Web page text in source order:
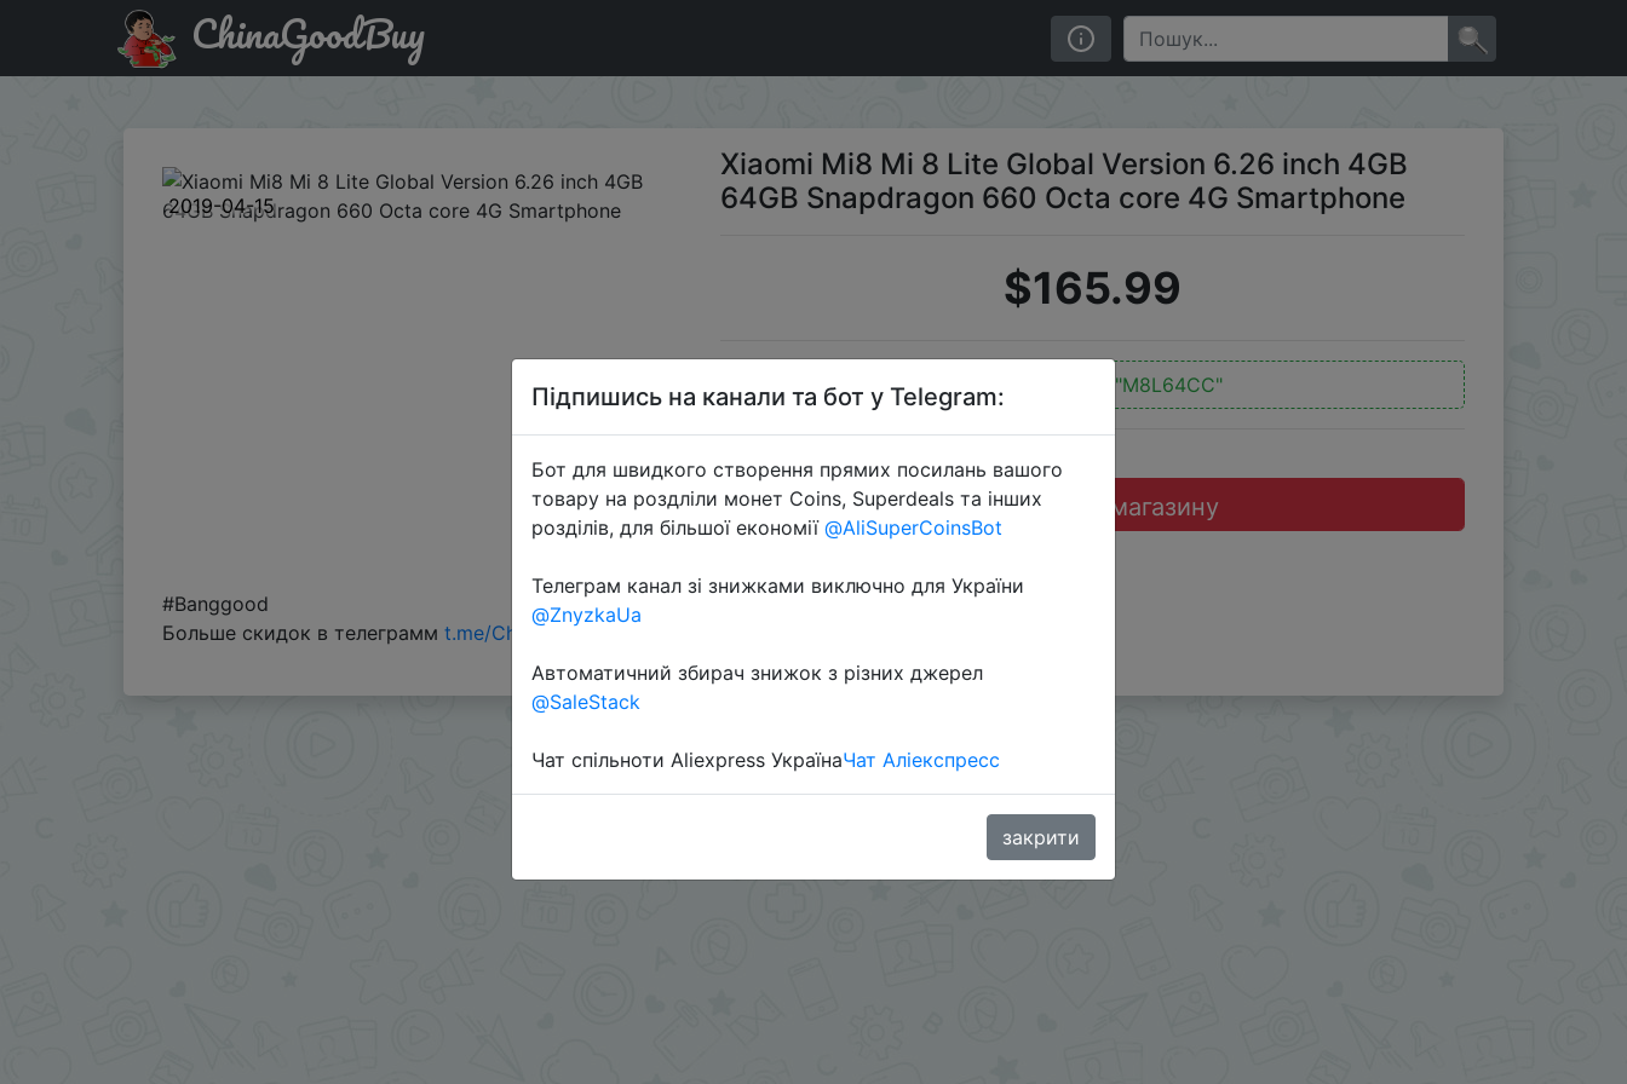
Купити по знижці M8L64CC Xiaomi Mi8 Mi 8 Lite Global Version 6.26 inch 4GB 64GB Snapdragon 660 Octa core 4G Smartphone
ChinaGoodBuy
2019-04-15
Xiaomi Mi8 Mi 8 Lite Global Version 6.26 inch 4GB
64GB Snapdragon 660 Octa core 4G Smartphone
$165.99
"M8L64CC"
Перейти до магазину
#Banggood
Больше скидок в телеграмм t.me/ChinaGoodBuy
Підпишись на канали та бот у Telegram:
Бот для швидкого створення прямих посилань вашого
товару на роздліли монет Coins, Superdeals та інших
розділів, для більшої економії @AliSuperCoinsBot
Телеграм канал зі знижками виключно для України
@ZnyzkaUa
Автоматичний збирач знижок з різних джерел
@SaleStack
Чат спільноти Aliexpress УкраїнаЧат Аліекспресс
закрити